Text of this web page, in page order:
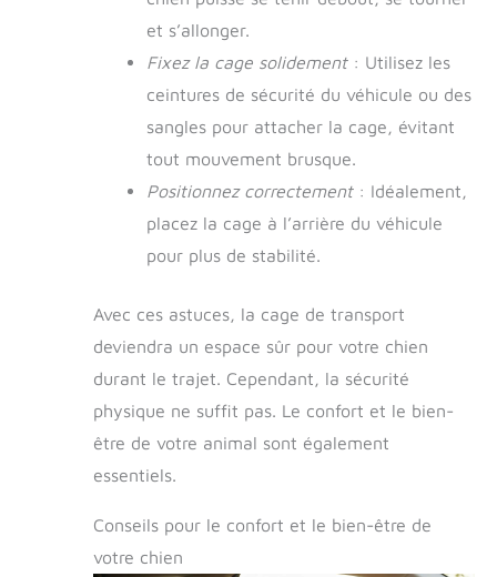
et s’allonger.
Fixez la cage solidement: Utilisez les
ceintures de sécurité du véhicule ou des
sangles pour attacher la cage, évitant
tout mouvement brusque.
Positionnez correctement: Idéalement,
placez la cage à l’arrière du véhicule
pour plus de stabilité.
Avec ces astuces, la cage de transport
deviendra un espace sûr pour votre chien
durant le trajet. Cependant, la sécurité
physique ne suffit pas. Le confort et le bien-
être de votre animal sont également
essentiels.
Conseils pour le confort et le bien-être de
votre chien